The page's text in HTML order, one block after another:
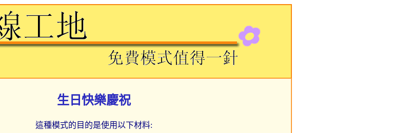
生日快樂慶祝
這種模式的目的是使用以下材料: